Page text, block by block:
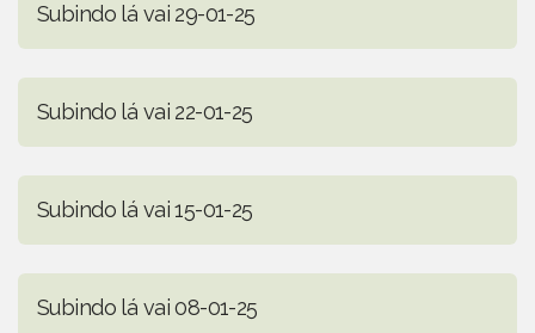
Subindo lá vai 29-01-25
Subindo lá vai 22-01-25
Subindo lá vai 15-01-25
Subindo lá vai 08-01-25